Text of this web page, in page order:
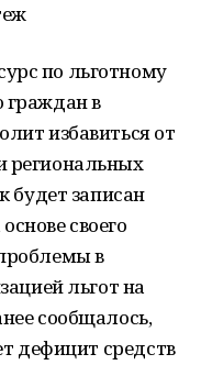
по льготному
граждан в
избавиться от
региональных
будет записан
своего
в
льгот на
сообщалось,
дефицит средств